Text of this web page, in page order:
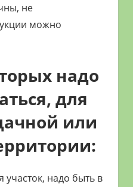
не
можно
надо
для
или
участок, надо быть в